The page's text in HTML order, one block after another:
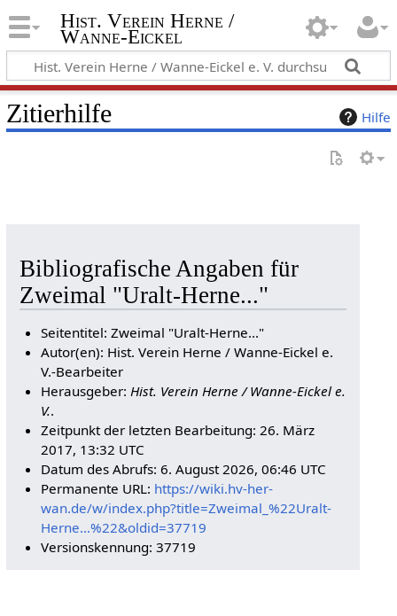
Hist. Verein Herne /
Wanne-Eickel
Hilfe
Zitierhilfe
Bibliografische Angaben für
Zweimal "Uralt-Herne..."
Seitentitel: Zweimal "Uralt-Herne..."
Autor(en): Hist. Verein Herne / Wanne-Eickel e.
V.-Bearbeiter
Herausgeber: Hist. Verein Herne / Wanne-Eickel e.
V..
Zeitpunkt der letzten Bearbeitung: 26. März
2017, 13:32 UTC
Datum des Abrufs: 6. August 2026, 06:46 UTC
Permanente URL: https://wiki.hv-her-
wan.de/w/index.php?title=Zweimal_%22Uralt-
Herne...%22&oldid=37719
Versionskennung: 37719